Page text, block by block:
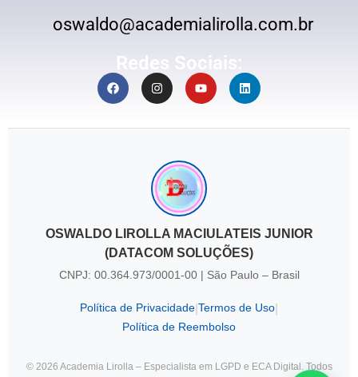
oswaldo@academialirolla.com.br
Redes Sociais:
OSWALDO LIROLLA MACIULATEIS JUNIOR
(DATACOM SOLUÇÕES)
CNPJ: 00.364.973/0001-00 | São Paulo – Brasil
Política de Privacidade Termos de Uso
Política de Reembolso
© 2026 Academia Lirolla – Especialista em LGPD e ECA Digital. Todos